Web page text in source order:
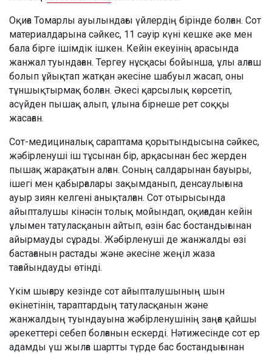
Оқиға Томарлы ауылындағы үйлердің бірінде болған. Сот
материалдарына сәйкес, 11 сәуір күні кешке әке мен
бала бірге ішімдік ішкен. Кейін екеуінің арасында
жанжал туындаған. Тергеу нұсқасы бойынша, ұлы алғаш
болып ұйықтап жатқан әкесіне шабуыл жасап, оны
тұншықтырмақ болған. Әкесі қарсылық көрсетіп,
асүйден пышақ алып, ұлына бірнеше рет соққы
жасаған.
Сот-медициналық сараптама қорытындысына сәйкес,
жәбірленуші іш тұсынан бір, арқасынан бес жерден
пышақ жарақатын алған. Соның салдарынан бауыры,
ішегі мен қабырғалары зақымданып, денсаулығына
ауыр зиян келгені анықталған. Сот отырысында
айыпталушы кінәсін толық мойындап, оқиғадан кейін
ұлымен татуласқанын айтып, өзін бас бостандығынан
айырмауды сұрады. Жәбірленуші де жанжалды өзі
бастағанын растады және әкесіне жеңіл жаза
тағайындауды өтінді.
Үкім шығару кезінде сот айыпталушының шын
өкінетінін, тараптардың татуласқанын және
жанжалдың туындауына жәбірленушінің заңға қайшы
әрекеттері себеп болғанын ескерді. Нәтижесінде сот ер
адамды үш жылға шартты түрде бас бостандығынан